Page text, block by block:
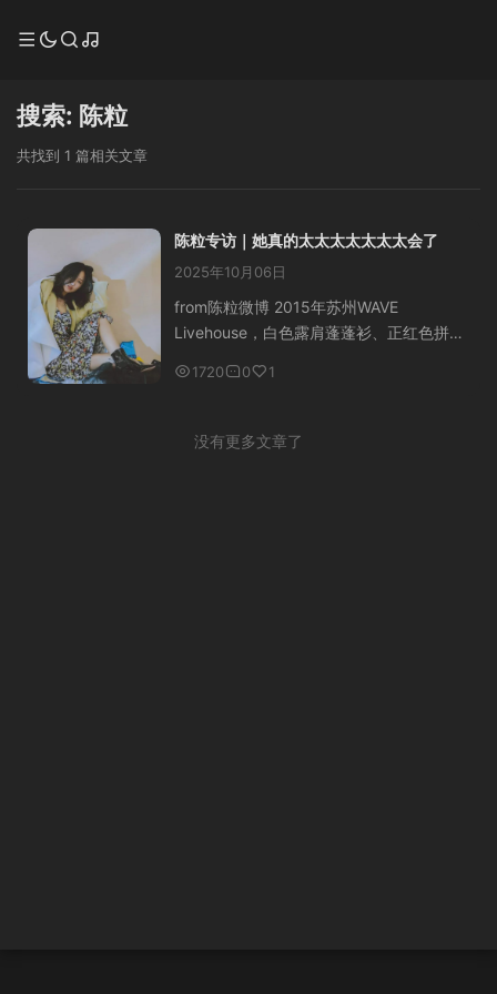
搜索: 陈粒
共找到 1 篇相关文章
陈粒专访｜她真的太太太太太太太会了
2025年10月06日
from陈粒微博 2015年苏州WAVE
Livehouse，白色露肩蓬蓬衫、正红色拼接
在舞台中央的高脚凳上，旁边架子放着她
墨山...
1720 0 1
没有更多文章了